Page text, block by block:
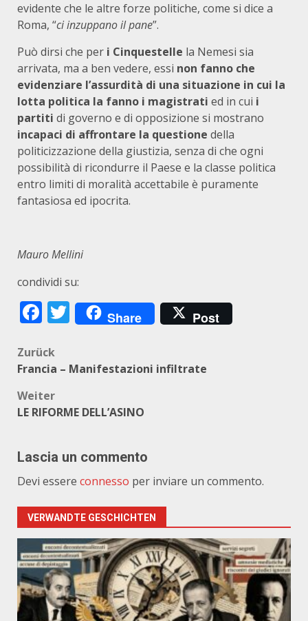
evidente che le altre forze politiche, come si dice a
Roma, “ci inzuppano il pane”.
Può dirsi che per i Cinquestelle la Nemesi sia
arrivata, ma a ben vedere, essi non fanno che
evidenziare l’assurdità di una situazione in cui la
lotta politica la fanno i magistrati ed in cui i
partiti di governo e di opposizione si mostrano
incapaci di affrontare la questione della
politicizzazione della giustizia, senza di che ogni
possibilità di ricondurre il Paese e la classe politica
entro limiti di moralità accettabile è puramente
fantasiosa ed ipocrita.
Mauro Mellini
condividi su:
Facebook
Twitter
Share Post
Beitragsnavigation
Zurück
Francia – Manifestazioni infiltrate
Weiter
LE RIFORME DELL’ASINO
Lascia un commento
Devi essere connesso per inviare un commento.
VERWANDTE GESCHICHTEN